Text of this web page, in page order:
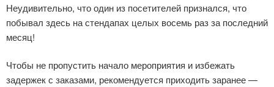
Неудивительно, что один из посетителей признался, что
побывал здесь на стендапах целых восемь раз за последний
месяц!
Чтобы не пропустить начало мероприятия и избежать
задержек с заказами, рекомендуется приходить заранее —